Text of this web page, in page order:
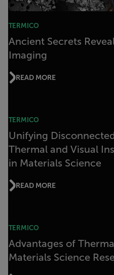
TERMICO
Ancient Secrets
Imaging
READ MORE
TERMICO
Unifying
Thermal and Visual
in Materials Science
READ MORE
TERMICO
Advantages of
Materials Science